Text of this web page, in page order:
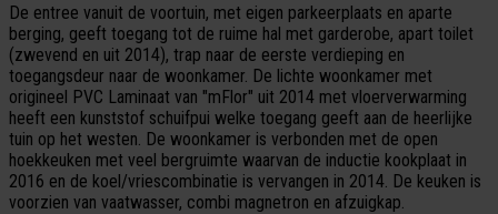
De entree vanuit de voortuin, met eigen parkeerplaats en aparte
berging, geeft toegang tot de ruime hal met garderobe, apart toilet
(zwevend en uit 2014), trap naar de eerste verdieping en
toegangsdeur naar de woonkamer. De lichte woonkamer met
origineel PVC Laminaat van "mFlor" uit 2014 met vloerverwarming
heeft een kunststof schuifpui welke toegang geeft aan de heerlijke
tuin op het westen. De woonkamer is verbonden met de open
hoekkeuken met veel bergruimte waarvan de inductie kookplaat in
2016 en de koel/vriescombinatie is vervangen in 2014. De keuken is
voorzien van vaatwasser, combi magnetron en afzuigkap.